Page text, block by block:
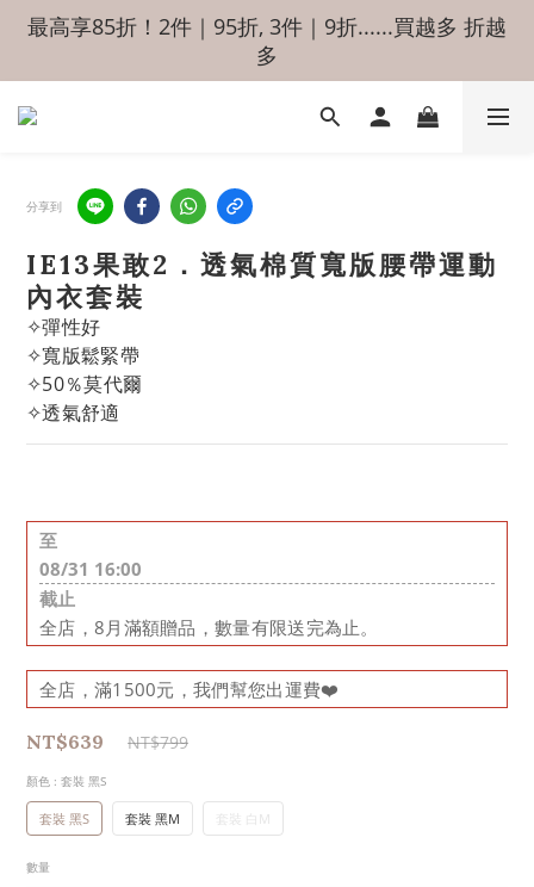
最高享85折！2件｜95折, 3件｜9折......買越多 折越
多
分享到
IE13果敢2．透氣棉質寬版腰帶運動
內衣套裝
✧彈性好
✧寬版鬆緊帶
✧50％莫代爾
✧透氣舒適
至
08/31 16:00
截止
全店，8月滿額贈品，數量有限送完為止。
全店，滿1500元，我們幫您出運費❤️
NT$639 NT$799
顏色 : 套裝 黑S
套裝 黑S 套裝 黑M 套裝 白M
數量